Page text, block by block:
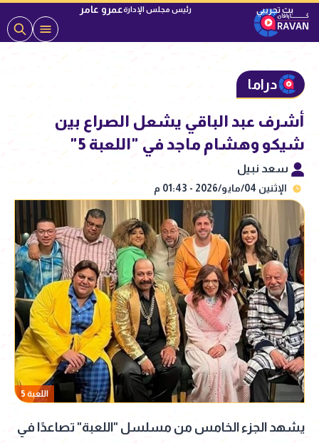
رئيس مجلس الإدارةعمرو عامر
دراما
أشرف عبد الباقي يشعل الصراع بين
شيكو وهشام ماجد في "اللعبة 5"
سعد نبيل
الإثنين 04/مايو/2026 - 01:43 م
اللعبة 5
يشهد الجزء الخامس من مسلسل "اللعبة" تصاعدًا في